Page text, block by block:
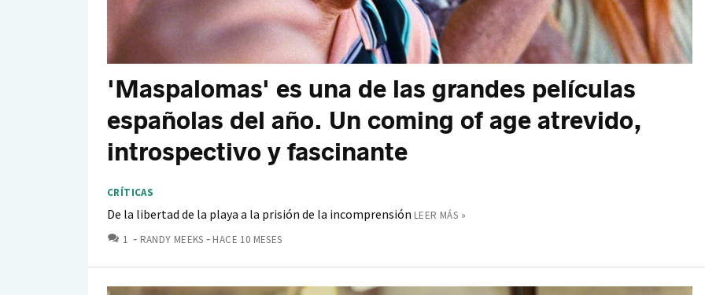
'Maspalomas' es una de las grandes películas
españolas del año. Un coming of age atrevido,
introspectivo y fascinante
CRÍTICAS
De la libertad de la playa a la prisión de la incomprensión LEER MÁS »
1 COMENTARIOS
RANDY MEEKS HACE 10 MESES